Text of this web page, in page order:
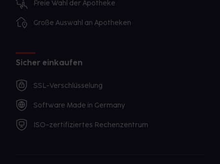
Freie Wahl der Apotheke
Große Auswahl an Apotheken
Sicher einkaufen
SSL-Verschlüsselung
Software Made in Germany
ISO-zertifiziertes Rechenzentrum